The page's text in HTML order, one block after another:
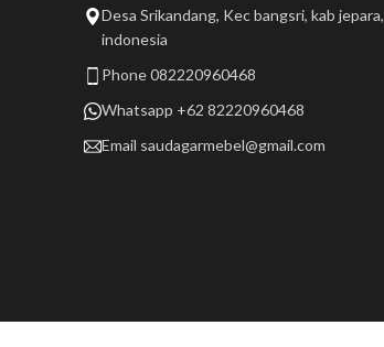
Desa Srikandang, Kec bangsri, kab jepara,
indonesia
Phone 082220960468
Whatsapp +62 82220960468
Email saudagarmebel@gmail.com